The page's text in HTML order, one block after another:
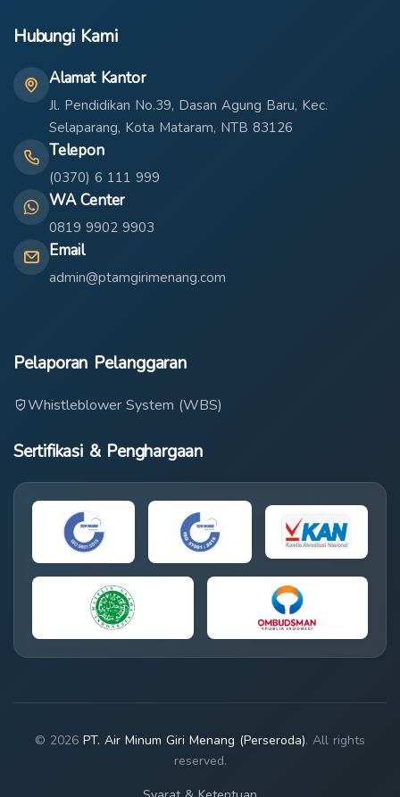
Hubungi Kami
Alamat Kantor
Jl. Pendidikan No.39, Dasan Agung Baru, Kec.
Selaparang, Kota Mataram, NTB 83126
Telepon
(0370) 6 111 999
WA Center
0819 9902 9903
Email
admin@ptamgirimenang.com
Pelaporan Pelanggaran
Whistleblower System (WBS)
Sertifikasi & Penghargaan
© 2026 PT. Air Minum Giri Menang (Perseroda). All rights
reserved.